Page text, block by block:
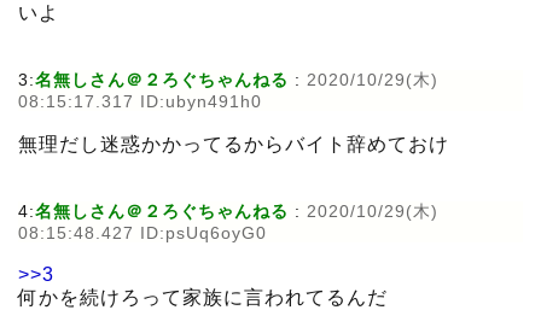
いよ
3:名無しさん＠２ろぐちゃんねる : 2020/10/29(木)
08:15:17.317 ID:ubyn491h0
無理だし迷惑かかってるからバイト辞めておけ
4:名無しさん＠２ろぐちゃんねる : 2020/10/29(木)
08:15:48.427 ID:psUq6oyG0
>>3
何かを続けろって家族に言われてるんだ